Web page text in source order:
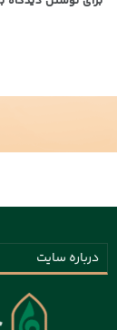
درباره سایت